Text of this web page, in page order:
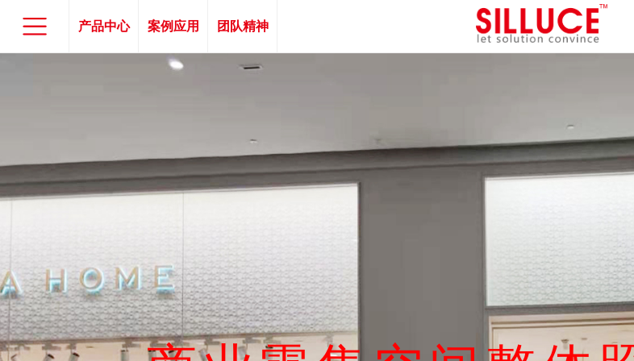
产品中心 案例应用 团队精神